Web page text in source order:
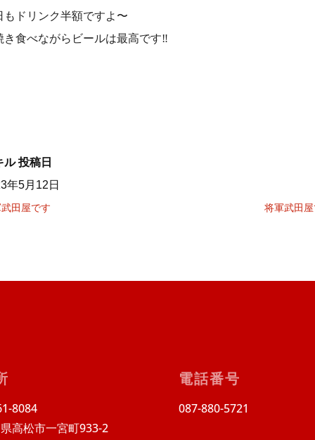
もドリンク半額ですよ〜
き食べながらビールは最高です‼️
ル 投稿日
年5月12日
田屋です 将軍武田
8084
高松市一宮町933-2
電話番号
087-880-5721